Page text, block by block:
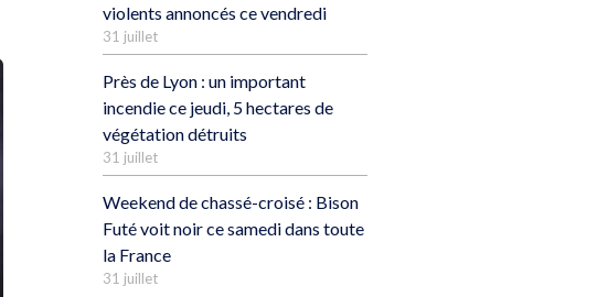
violents annoncés ce vendredi
31 juillet
Près de Lyon : un important
incendie ce jeudi, 5 hectares de
végétation détruits
31 juillet
Weekend de chassé-croisé : Bison
Futé voit noir ce samedi dans toute
la France
31 juillet